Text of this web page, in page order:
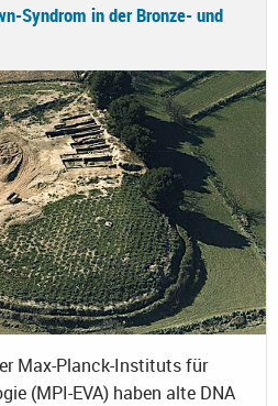
Syndrom in der Bronze- und
Max-Planck-Instituts für
(MPI-EVA) haben alte DNA